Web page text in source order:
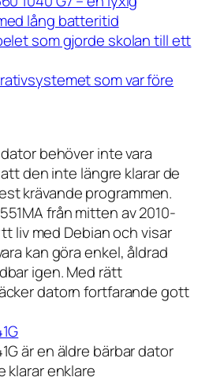
lång batteritid
som gjorde skolan till ett
som var före
behöver inte vara
den inte längre klarar de
krävande programmen.
från mitten av 2010-
liv med Debian och visar
kan göra enkel, åldrad
igen. Med rätt
datorn fortfarande gott
är en äldre bärbar dator
klarar enklare